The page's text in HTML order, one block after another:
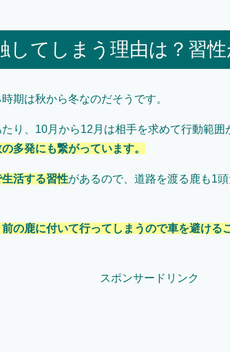
してしまう理由は？習
期は秋から冬なのだそうです。
たり、10月から12月は相手を求めて行動範囲
多発にも繋がっています。
活する習性があるので、道路を渡る鹿も1
の鹿に付いて行ってしまうので車を避ける
スポンサードリンク